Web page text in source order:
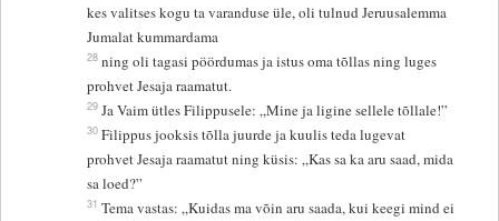
kes valitses kogu ta varanduse üle, oli tulnud Jeruusalemma
Jumalat kummardama
28 ning oli tagasi pöördumas ja istus oma tõllas ning luges
prohvet Jesaja raamatut.
29 Ja Vaim ütles Filippusele: „Mine ja ligine sellele tõllale!”
30 Filippus jooksis tõlla juurde ja kuulis teda lugevat
prohvet Jesaja raamatut ning küsis: „Kas sa ka aru saad, mida
sa loed?”
31 Tema vastas: „Kuidas ma võin aru saada, kui keegi mind ei